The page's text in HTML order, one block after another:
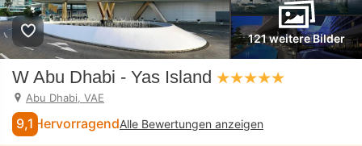
121 weitere Bilder
W Abu Dhabi - Yas Island
Abu Dhabi, VAE
9,1 HervorragendAlle Bewertungen anzeigen